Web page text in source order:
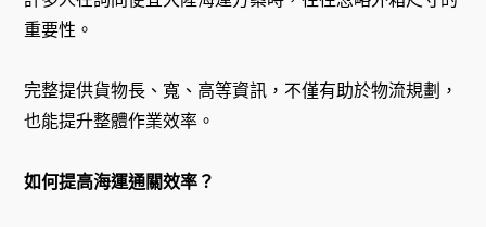
重要性。
完整提供貨物長、寬、高等資訊，不僅有助於物流規劃，
也能提升整體作業效率。
如何提高海運通關效率？